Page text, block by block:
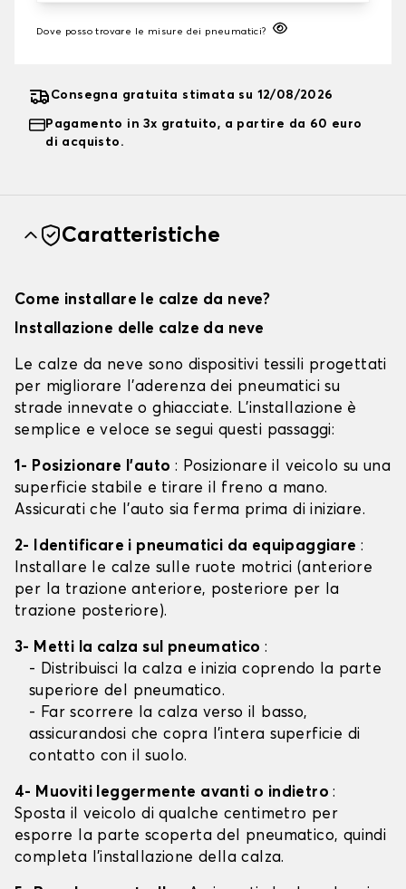
Dove posso trovare le misure dei pneumatici?
Consegna gratuita stimata su 12/08/2026
Pagamento in 3x gratuito, a partire da 60 euro
di acquisto.
Caratteristiche
Come installare le calze da neve?
Installazione delle calze da neve
Le calze da neve sono dispositivi tessili progettati
per migliorare l'aderenza dei pneumatici su
strade innevate o ghiacciate. L'installazione è
semplice e veloce se segui questi passaggi:
1- Posizionare l'auto : Posizionare il veicolo su una
superficie stabile e tirare il freno a mano.
Assicurati che l'auto sia ferma prima di iniziare.
2- Identificare i pneumatici da equipaggiare :
Installare le calze sulle ruote motrici (anteriore
per la trazione anteriore, posteriore per la
trazione posteriore).
3- Metti la calza sul pneumatico:
- Distribuisci la calza e inizia coprendo la parte
superiore del pneumatico.
- Far scorrere la calza verso il basso,
assicurandosi che copra l'intera superficie di
contatto con il suolo.
4- Muoviti leggermente avanti o indietro:
Sposta il veicolo di qualche centimetro per
esporre la parte scoperta del pneumatico, quindi
completa l'installazione della calza.